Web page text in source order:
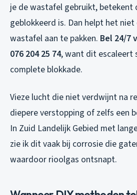
je de wastafel gebruikt,
geblokkeerd is. Dan helpt het
wastafel aan te pakken. Bel 24/7
076 204 25 74, want dit escaleert
complete blokkade.
Vieze lucht die niet verdwijnt na
diepere verstopping of zelfs een
In Zuid Landelijk Gebied met
zie ik dit vaak bij corrosie die
waardoor rioolgas ontsnapt.